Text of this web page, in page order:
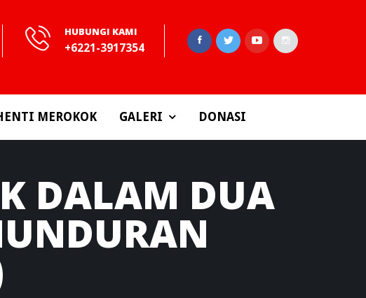
HUBUNGI KAMI
+6221-3917354
MEROKOK GALERI DONASI
DALAM DUA